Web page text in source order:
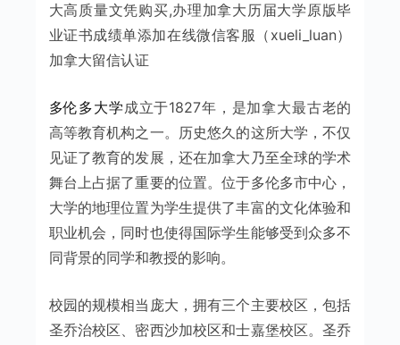
大高质量文凭购买,办理加拿大历届大学原版毕
业证书成绩单添加在线微信客服（xueli_luan）
加拿大留信认证
多伦多大学成立于1827年，是加拿大最古老的
高等教育机构之一。历史悠久的这所大学，不仅
见证了教育的发展，还在加拿大乃至全球的学术
舞台上占据了重要的位置。位于多伦多市中心，
大学的地理位置为学生提供了丰富的文化体验和
职业机会，同时也使得国际学生能够受到众多不
同背景的同学和教授的影响。
校园的规模相当庞大，拥有三个主要校区，包括
圣乔治校区、密西沙加校区和士嘉堡校区。圣乔